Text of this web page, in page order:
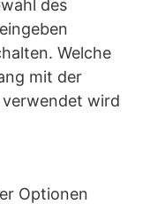
des
Welche
mit der
wird
Optionen